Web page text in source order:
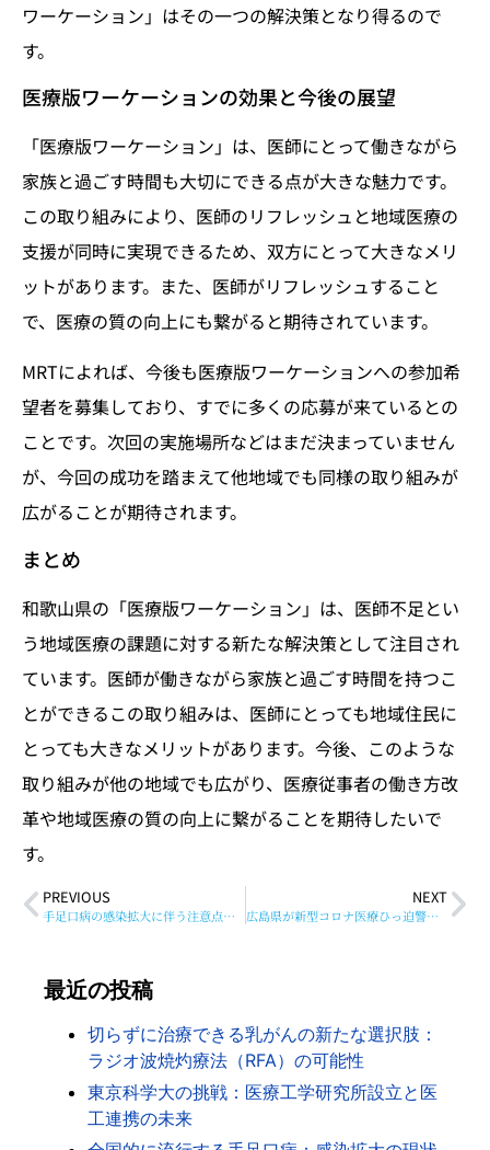
ワーケーション」はその一つの解決策となり得るので
す。
医療版ワーケーションの効果と今後の展望
「医療版ワーケーション」は、医師にとって働きながら
家族と過ごす時間も大切にできる点が大きな魅力です。
この取り組みにより、医師のリフレッシュと地域医療の
支援が同時に実現できるため、双方にとって大きなメリ
ットがあります。また、医師がリフレッシュすること
で、医療の質の向上にも繋がると期待されています。
MRTによれば、今後も医療版ワーケーションへの参加希
望者を募集しており、すでに多くの応募が来ているとの
ことです。次回の実施場所などはまだ決まっていません
が、今回の成功を踏まえて他地域でも同様の取り組みが
広がることが期待されます。
まとめ
和歌山県の「医療版ワーケーション」は、医師不足とい
う地域医療の課題に対する新たな解決策として注目され
ています。医師が働きながら家族と過ごす時間を持つこ
とができるこの取り組みは、医師にとっても地域住民に
とっても大きなメリットがあります。今後、このような
取り組みが他の地域でも広がり、医療従事者の働き方改
革や地域医療の質の向上に繋がることを期待したいで
す。
PREVIOUS
手足口病の感染拡大に伴う注意点と予防策
NEXT
広島県が新型コロナ医療ひっ迫警報を新設
最近の投稿
切らずに治療できる乳がんの新たな選択肢：
ラジオ波焼灼療法（RFA）の可能性
東京科学大の挑戦：医療工学研究所設立と医
工連携の未来